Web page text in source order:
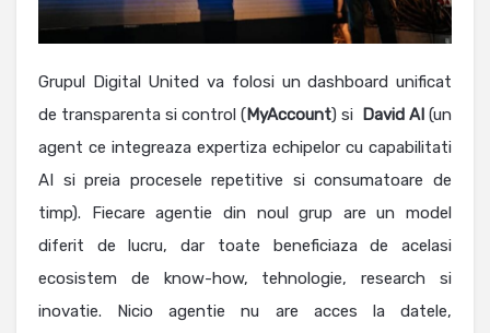
Grupul Digital United va folosi un dashboard unificat
de transparenta si control ( MyAccount) si David AI (un
agent ce integreaza expertiza echipelor cu capabilitati
AI si preia procesele repetitive si consumatoare de
timp). Fiecare agentie din noul grup are un model
diferit de lucru, dar toate beneficiaza de acelasi
ecosistem de know-how, tehnologie, research si
inovatie. Nicio agentie nu are acces la datele,